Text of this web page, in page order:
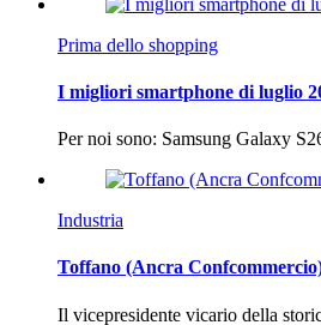
Prima dello shopping
I migliori smartphone di luglio
Per noi sono: Samsung Galaxy
Industria
Toffano (Ancra
Il vicepresidente vicario della